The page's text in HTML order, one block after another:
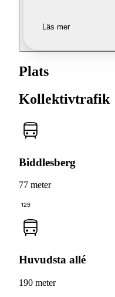
Läs mer
Plats
Kollektivtrafik
Biddlesberg
77 meter
129
Huvudsta allé
190 meter